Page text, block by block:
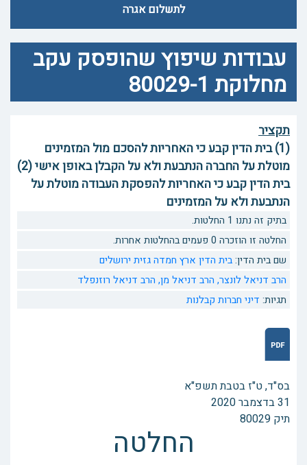
לתשלום אגרה
עבודות שיפוץ שהופסק עקב
מחלוקת 80029-1
תקציר
(1) בית הדין קבע כי האחריות להסכם מול המזמינים
מוטלת על החברה הנתבעת ולא על הקבלן באופן אישי (2)
בית הדין קבע כי האחריות להפסקת העבודה מוטלת על
הנתבעת ולא על המזמינים
בתיק זה נתנו 1 החלטות.
החלטה זו הוזכרה 0 פעמים בהחלטות אחרות.
שם בית הדין:בית הדין ארץ חמדה גזית ירושלים
הרב דניאל לונצר, הרב דניאל מן, הרב דניאל רוזנפלד
תגיות: דיני חברות קבלנות
בס"ד, ט"ז בטבת תשפ"א
31 בדצמבר 2020
תיק 80029
החלטה